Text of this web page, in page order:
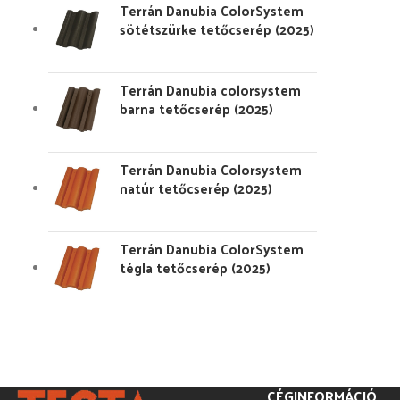
Terrán Danubia ColorSystem
sötétszürke tetőcserép (2025)
Terrán Danubia colorsystem
barna tetőcserép (2025)
Terrán Danubia Colorsystem
natúr tetőcserép (2025)
Terrán Danubia ColorSystem
tégla tetőcserép (2025)